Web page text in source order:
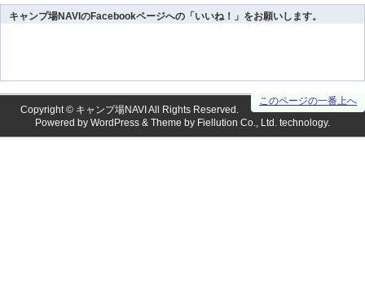
キャンプ場NAVIのFacebookページへの「いいね！」をお願いします。
このページの一番上へ
Copyright © キャンプ場NAVI All Rights Reserved.
Powered by WordPress & Theme by Fiellution Co., Ltd. technology.